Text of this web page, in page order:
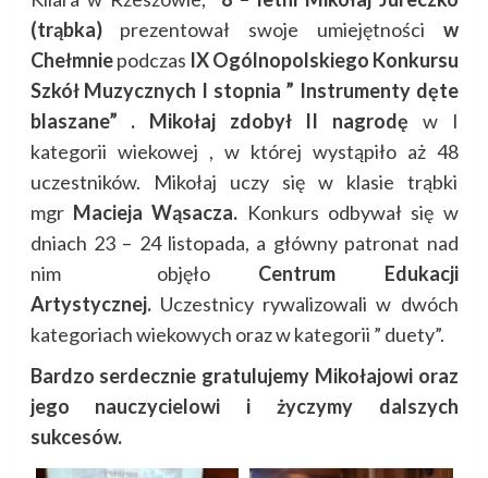
(trąbka) prezentował swoje umiejętności w
Chełmniepodczas IX Ogólnopolskiego Konkursu
Szkół Muzycznych I stopnia ” Instrumenty dęte
blaszane” . Mikołaj zdobył II nagrodę w I
kategorii wiekowej , w której wystąpiło aż 48
uczestników. Mikołaj uczy się w klasie trąbki
mgr Macieja Wąsacza. Konkurs odbywał się w
dniach 23 – 24 listopada, a główny patronat nad
nim objęło Centrum Edukacji
Artystycznej.Uczestnicy rywalizowali w dwóch
kategoriach wiekowych oraz w kategorii ” duety”.
Bardzo serdecznie gratulujemy Mikołajowi oraz
jego nauczycielowi i życzymy dalszych
sukcesów.